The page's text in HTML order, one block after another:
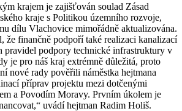
krajem je zajišťován soulad Zásad
kraje s Politikou územního rozvoje,
dílu Vlachovice mimořádně aktualizována.
že finančně podpoří také realizaci kanalizací
pravidel podpory technické infrastruktury v
je pro náš kraj extrémně důležitá, proto
nové rady pověřili náměstka hejtmana
příprav projektu mezi dotčenými
a Povodím Moravy. Prvním úkolem je
uvádí hejtman Radim Holiš.